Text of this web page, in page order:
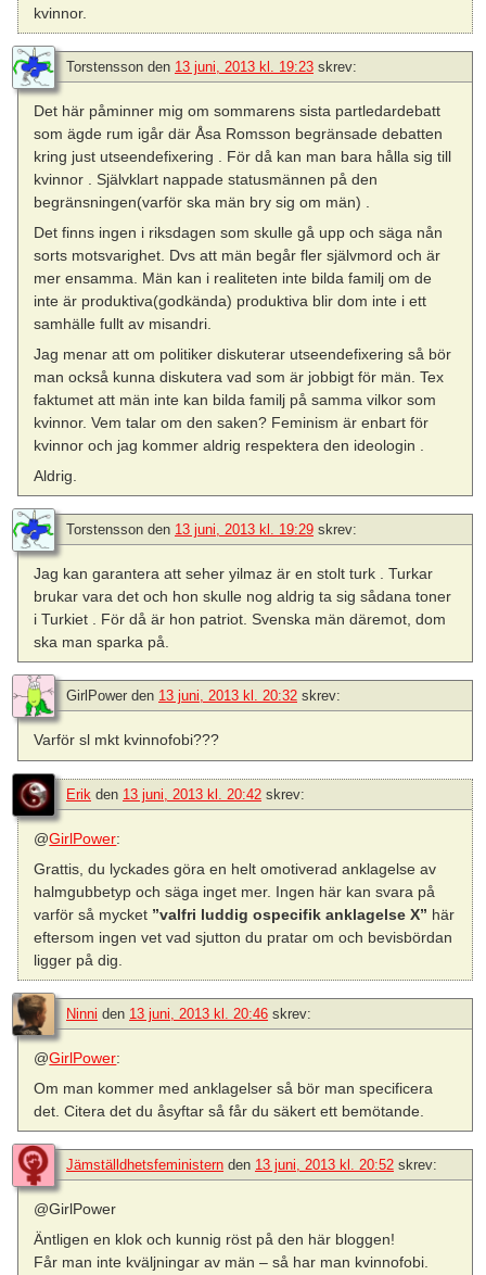
kvinnor.
Torstensson den 13 juni, 2013 kl. 19:23 skrev:
Det här påminner mig om sommarens sista partledardebatt
som ägde rum igår där Åsa Romsson begränsade debatten
kring just utseendefixering . För då kan man bara hålla sig till
kvinnor . Självklart nappade statusmännen på den
begränsningen(varför ska män bry sig om män) .
Det finns ingen i riksdagen som skulle gå upp och säga nån
sorts motsvarighet. Dvs att män begår fler självmord och är
mer ensamma. Män kan i realiteten inte bilda familj om de
inte är produktiva(godkända) produktiva blir dom inte i ett
samhälle fullt av misandri.
Jag menar att om politiker diskuterar utseendefixering så bör
man också kunna diskutera vad som är jobbigt för män. Tex
faktumet att män inte kan bilda familj på samma vilkor som
kvinnor. Vem talar om den saken? Feminism är enbart för
kvinnor och jag kommer aldrig respektera den ideologin .
Aldrig.
Torstensson den 13 juni, 2013 kl. 19:29 skrev:
Jag kan garantera att seher yilmaz är en stolt turk . Turkar
brukar vara det och hon skulle nog aldrig ta sig sådana toner
i Turkiet . För då är hon patriot. Svenska män däremot, dom
ska man sparka på.
GirlPower den 13 juni, 2013 kl. 20:32 skrev:
Varför sl mkt kvinnofobi???
Erik den 13 juni, 2013 kl. 20:42 skrev:
@GirlPower:
Grattis, du lyckades göra en helt omotiverad anklagelse av
halmgubbetyp och säga inget mer. Ingen här kan svara på
varför så mycket ”valfri luddig ospecifik anklagelse X” här
eftersom ingen vet vad sjutton du pratar om och bevisbördan
ligger på dig.
Ninni den 13 juni, 2013 kl. 20:46 skrev:
@GirlPower:
Om man kommer med anklagelser så bör man specificera
det. Citera det du åsyftar så får du säkert ett bemötande.
Jämställdhetsfeministern den 13 juni, 2013 kl. 20:52 skrev:
@GirlPower
Äntligen en klok och kunnig röst på den här bloggen!
Får man inte kväljningar av män – så har man kvinnofobi.